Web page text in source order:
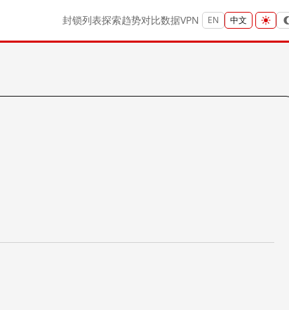
封锁列表探索趋势对比数据VPN EN 中文